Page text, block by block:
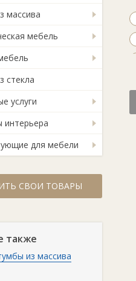
массива
мебель
стекла
услуги
интерьера
для мебели
СВОИ ТОВАРЫ
также
из массива